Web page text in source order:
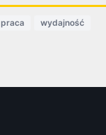
praca wydajność